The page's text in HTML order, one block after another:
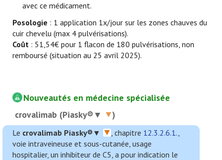
avec ce médicament.
Posologie : 1 application 1x/jour sur les zones chauves du
cuir chevelu (max 4 pulvérisations).
Coût : 51,54€ pour 1 flacon de 180 pulvérisations, non
remboursé (situation au 25 avril 2025).
Nouveautés en médecine spécialisée
crovalimab (Piasky®▼
)
Le crovalimab Piasky®▼ , chapitre 12.3.2.6.1.,
voie intraveineuse et sous-cutanée, usage
hospitalier, un inhibiteur de C5, a pour indication le